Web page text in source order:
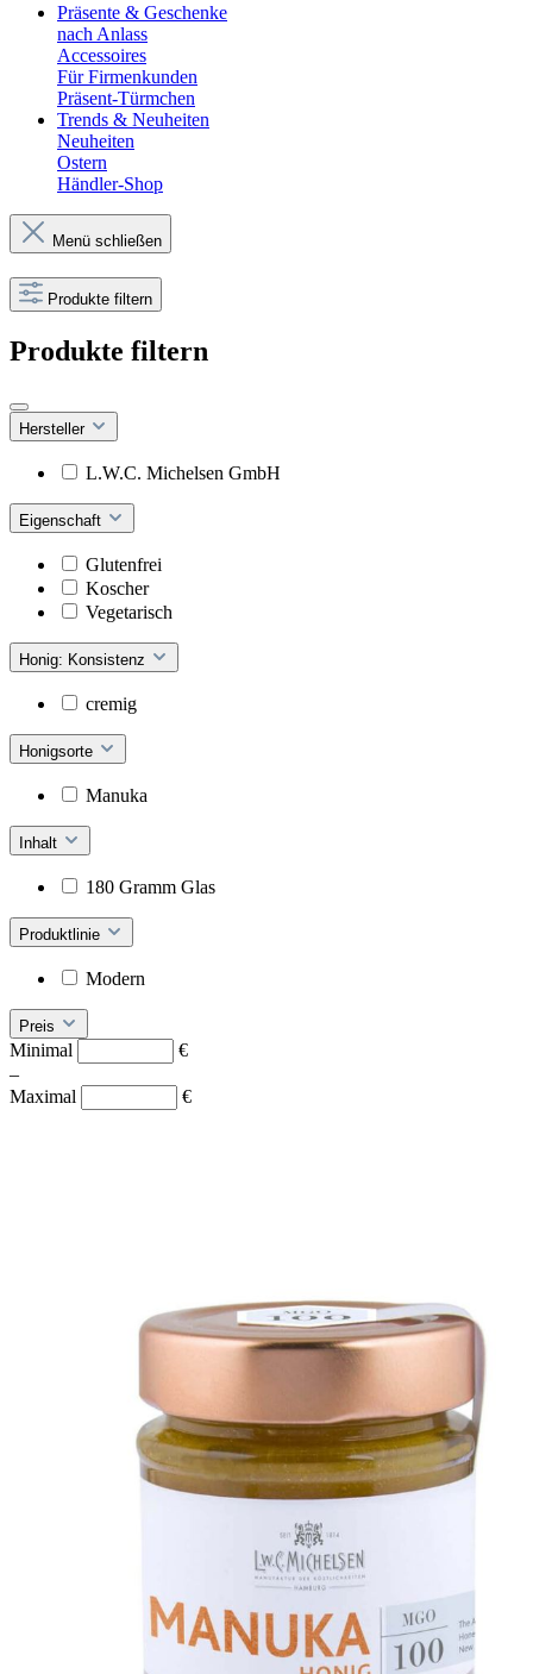
Präsente & Geschenke
nach Anlass
Accessoires
Für Firmenkunden
Präsent-Türmchen
Trends & Neuheiten
Neuheiten
Ostern
Händler-Shop
Menü schließen
Produkte filtern
Produkte filtern
Hersteller
L.W.C. Michelsen GmbH
Eigenschaft
Glutenfrei
Koscher
Vegetarisch
Honig: Konsistenz
cremig
Honigsorte
Manuka
Inhalt
180 Gramm Glas
Produktlinie
Modern
Preis
Minimal
€
–
Maximal
€